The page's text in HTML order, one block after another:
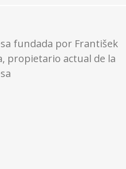
fundada por František
propietario actual de la